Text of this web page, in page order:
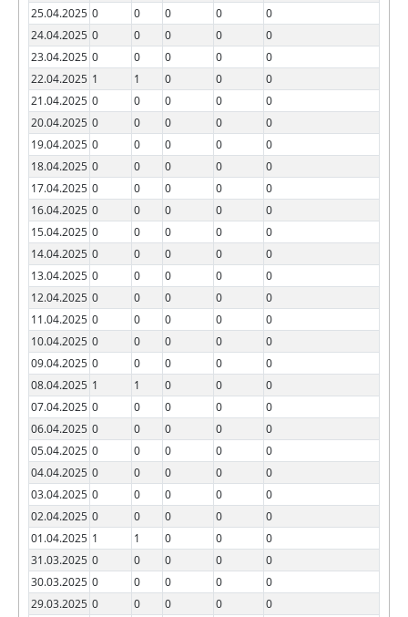
25.04.2025 0 0 0 0
0
24.04.2025 0 0 0 0
0
23.04.2025 0 0 0 0
0
22.04.2025 1 1 0 0
0
21.04.2025 0 0 0 0
0
20.04.2025 0 0 0 0
0
19.04.2025 0 0 0 0
0
18.04.2025 0 0 0 0
0
17.04.2025 0 0 0 0
0
16.04.2025 0 0 0 0
0
15.04.2025 0 0 0 0
0
14.04.2025 0 0 0 0
0
13.04.2025 0 0 0 0
0
12.04.2025 0 0 0 0
0
11.04.2025 0 0 0 0
0
10.04.2025 0 0 0 0
0
09.04.2025 0 0 0 0
0
08.04.2025 1 1 0 0
0
07.04.2025 0 0 0 0
0
06.04.2025 0 0 0 0
0
05.04.2025 0 0 0 0
0
04.04.2025 0 0 0 0
0
03.04.2025 0 0 0 0
0
02.04.2025 0 0 0 0
0
01.04.2025 1 1 0 0
0
31.03.2025 0 0 0 0
0
30.03.2025 0 0 0 0
0
29.03.2025 0 0 0 0
0